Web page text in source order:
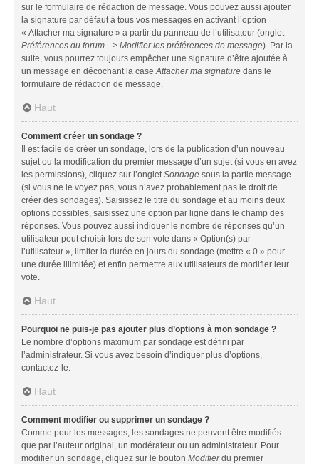
sur le formulaire de rédaction de message. Vous pouvez aussi ajouter
la signature par défaut à tous vos messages en activant l’option
« Attacher ma signature » à partir du panneau de l’utilisateur (onglet
Préférences du forum --> Modifier les préférences de message). Par la
suite, vous pourrez toujours empêcher une signature d’être ajoutée à
un message en décochant la case Attacher ma signature dans le
formulaire de rédaction de message.
Haut
Comment créer un sondage ?
Il est facile de créer un sondage, lors de la publication d’un nouveau
sujet ou la modification du premier message d’un sujet (si vous en avez
les permissions), cliquez sur l’onglet Sondage sous la partie message
(si vous ne le voyez pas, vous n’avez probablement pas le droit de
créer des sondages). Saisissez le titre du sondage et au moins deux
options possibles, saisissez une option par ligne dans le champ des
réponses. Vous pouvez aussi indiquer le nombre de réponses qu’un
utilisateur peut choisir lors de son vote dans « Option(s) par
l’utilisateur », limiter la durée en jours du sondage (mettre « 0 » pour
une durée illimitée) et enfin permettre aux utilisateurs de modifier leur
vote.
Haut
Pourquoi ne puis-je pas ajouter plus d’options à mon sondage ?
Le nombre d’options maximum par sondage est défini par
l’administrateur. Si vous avez besoin d’indiquer plus d’options,
contactez-le.
Haut
Comment modifier ou supprimer un sondage ?
Comme pour les messages, les sondages ne peuvent être modifiés
que par l’auteur original, un modérateur ou un administrateur. Pour
modifier un sondage, cliquez sur le bouton Modifierdu premier